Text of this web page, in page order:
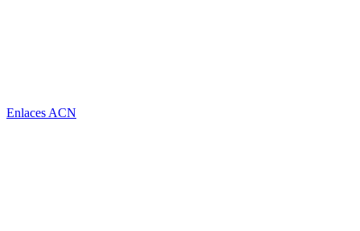
Enlaces ACN